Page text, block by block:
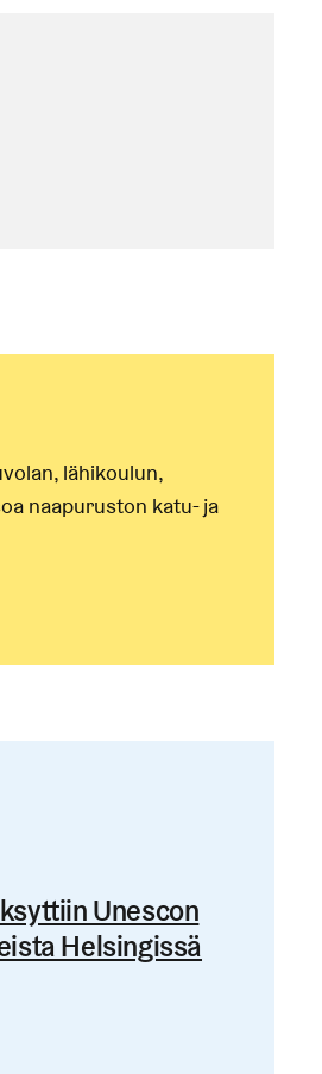
lähikoulun,
naapuruston katu- ja
Unescon
Helsingissä